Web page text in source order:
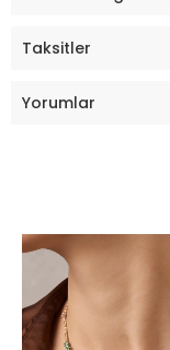
Taksitler
Yorumlar